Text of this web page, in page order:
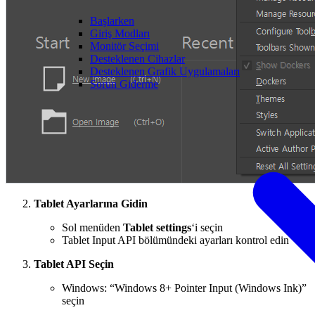
Başlarken
Giriş Modları
Monitör Seçimi
Desteklenen Cihazlar
Desteklenen Grafik Uygulamaları
Sorun Giderme
Tablet Ayarlarına Gidin
Sol menüden Tablet settings‘i seçin
Tablet Input API bölümündeki ayarları kontrol edin
Tablet API Seçin
Windows: “Windows 8+ Pointer Input (Windows Ink)”
seçin